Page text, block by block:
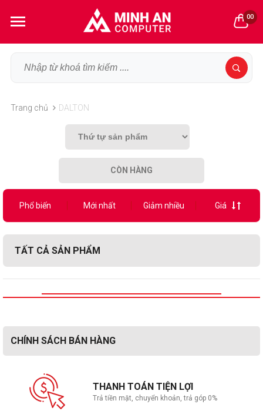
00
Trang chủ DALTON
CÒN HÀNG
Phổ biến Mới nhất Giảm nhiều Giá
TẤT CẢ SẢN PHẨM
CHÍNH SÁCH BÁN HÀNG
THANH TOÁN TIỆN LỢI
Trả tiền mặt, chuyển khoản, trả góp 0%